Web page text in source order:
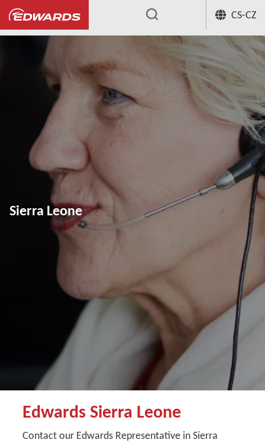
CS-CZ
...
Sierra Leone
Edwards Sierra Leone
Contact our Edwards Representative in Sierra